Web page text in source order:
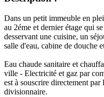
Dans un petit immeuble en
au 2éme et dernier étage qui
desservant une cuisine, un
salle d'eau, cabine de douche
Eau chaude sanitaire et
ville - Electricité et gaz par
est à souscrire directement
divisionnaire.